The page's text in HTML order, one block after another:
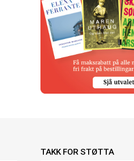
TAKK FOR STØTTA